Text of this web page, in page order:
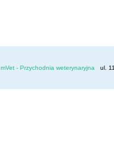
mVet - Przychodnia weterynaryjna ul.